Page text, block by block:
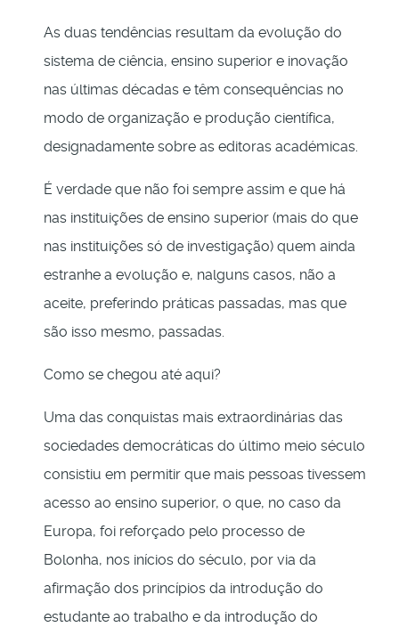
As duas tendências resultam da evolução do
sistema de ciência, ensino superior e inovação
nas últimas décadas e têm consequências no
modo de organização e produção científica,
designadamente sobre as editoras académicas.
É verdade que não foi sempre assim e que há
nas instituições de ensino superior (mais do que
nas instituições só de investigação) quem ainda
estranhe a evolução e, nalguns casos, não a
aceite, preferindo práticas passadas, mas que
são isso mesmo, passadas.
Como se chegou até aqui?
Uma das conquistas mais extraordinárias das
sociedades democráticas do último meio século
consistiu em permitir que mais pessoas tivessem
acesso ao ensino superior, o que, no caso da
Europa, foi reforçado pelo processo de
Bolonha, nos inícios do século, por via da
afirmação dos princípios da introdução do
estudante ao trabalho e da introdução do